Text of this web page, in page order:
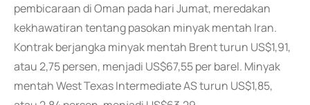
pembicaraan di Oman pada hari Jumat, meredakan
kekhawatiran tentang pasokan minyak mentah Iran.
Kontrak berjangka minyak mentah Brent turun US$1,91,
atau 2,75 persen, menjadi US$67,55 per barel. Minyak
mentah West Texas Intermediate AS turun US$1,85,